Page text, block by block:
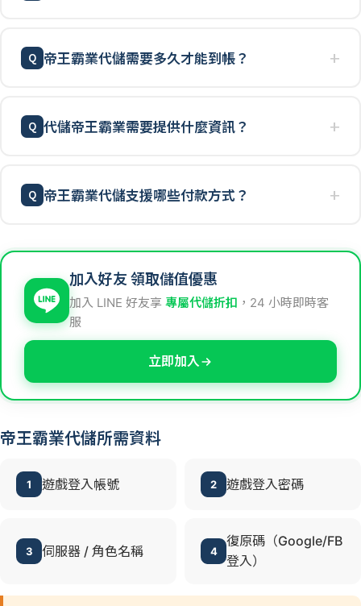
帝王霸業代儲需要多久才能到帳？
代儲帝王霸業需要提供什麼資訊？
帝王霸業代儲支援哪些付款方式？
加入好友 領取儲值優惠
加入 LINE 好友享 專屬代儲折扣 ，24 小時即時客
服
立即加入
帝王霸業代儲所需資料
1 遊戲登入帳號 2 遊戲登入密碼
3 伺服器 / 角色名稱 4
復原碼（Google/FB
登入）